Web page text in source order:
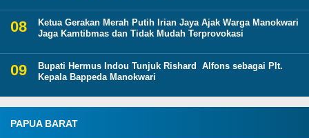
Ketua Gerakan Merah Putih Irian Jaya Ajak Warga Manokwari
Jaga Kamtibmas dan Tidak Mudah Terprovokasi
Bupati Hermus Indou Tunjuk Rishard Alfons sebagai Plt.
Kepala Bappeda Manokwari
PAPUA BARAT